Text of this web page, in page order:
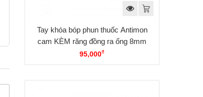
Tay khóa bóp phun thuốc Antimon
cam KÈM răng đồng ra ống 8mm
95,000₫